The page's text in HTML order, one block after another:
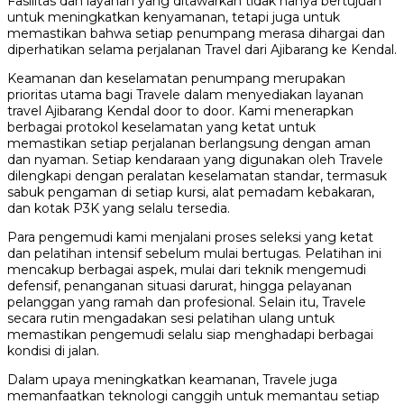
untuk meningkatkan kenyamanan, tetapi juga untuk
memastikan bahwa setiap penumpang merasa dihargai dan
diperhatikan selama perjalanan Travel dari Ajibarang ke Kendal.
Keamanan dan keselamatan penumpang merupakan
prioritas utama bagi Travele dalam menyediakan layanan
travel Ajibarang Kendal door to door. Kami menerapkan
berbagai protokol keselamatan yang ketat untuk
memastikan setiap perjalanan berlangsung dengan aman
dan nyaman. Setiap kendaraan yang digunakan oleh Travele
dilengkapi dengan peralatan keselamatan standar, termasuk
sabuk pengaman di setiap kursi, alat pemadam kebakaran,
dan kotak P3K yang selalu tersedia.
Para pengemudi kami menjalani proses seleksi yang ketat
dan pelatihan intensif sebelum mulai bertugas. Pelatihan ini
mencakup berbagai aspek, mulai dari teknik mengemudi
defensif, penanganan situasi darurat, hingga pelayanan
pelanggan yang ramah dan profesional. Selain itu, Travele
secara rutin mengadakan sesi pelatihan ulang untuk
memastikan pengemudi selalu siap menghadapi berbagai
kondisi di jalan.
Dalam upaya meningkatkan keamanan, Travele juga
memanfaatkan teknologi canggih untuk memantau setiap